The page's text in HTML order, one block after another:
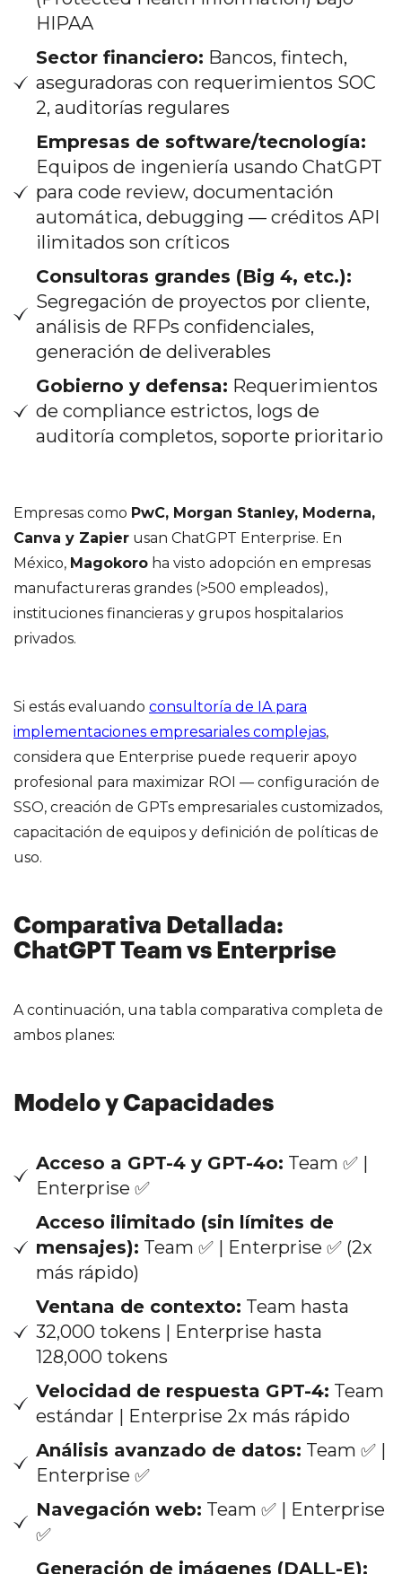
HIPAA
Sector financiero: Bancos, fintech,
aseguradoras con requerimientos SOC
2, auditorías regulares
Empresas de software/tecnología:
Equipos de ingeniería usando ChatGPT
para code review, documentación
automática, debugging — créditos API
ilimitados son críticos
Consultoras grandes (Big 4, etc.):
Segregación de proyectos por cliente,
análisis de RFPs confidenciales,
generación de deliverables
Gobierno y defensa: Requerimientos
de compliance estrictos, logs de
auditoría completos, soporte prioritario
Empresas como PwC, Morgan Stanley, Moderna,
Canva y Zapier usan ChatGPT Enterprise. En
México, Magokoro ha visto adopción en empresas
manufactureras grandes (>500 empleados),
instituciones financieras y grupos hospitalarios
privados.
Si estás evaluando consultoría de IA para
implementaciones empresariales complejas,
considera que Enterprise puede requerir apoyo
profesional para maximizar ROI — configuración de
SSO, creación de GPTs empresariales customizados,
capacitación de equipos y definición de políticas de
uso.
Comparativa Detallada:
ChatGPT Team vs Enterprise
A continuación, una tabla comparativa completa de
ambos planes:
Modelo y Capacidades
Acceso a GPT-4 y GPT-4o: Team ✅ |
Enterprise ✅
Acceso ilimitado (sin límites de
mensajes): Team ✅ | Enterprise ✅ (2x
más rápido)
Ventana de contexto: Team hasta
32,000 tokens | Enterprise hasta
128,000 tokens
Velocidad de respuesta GPT-4: Team
estándar | Enterprise 2x más rápido
Análisis avanzado de datos: Team ✅ |
Enterprise ✅
Navegación web: Team ✅ | Enterprise
✅
Generación de imágenes (DALL-E):